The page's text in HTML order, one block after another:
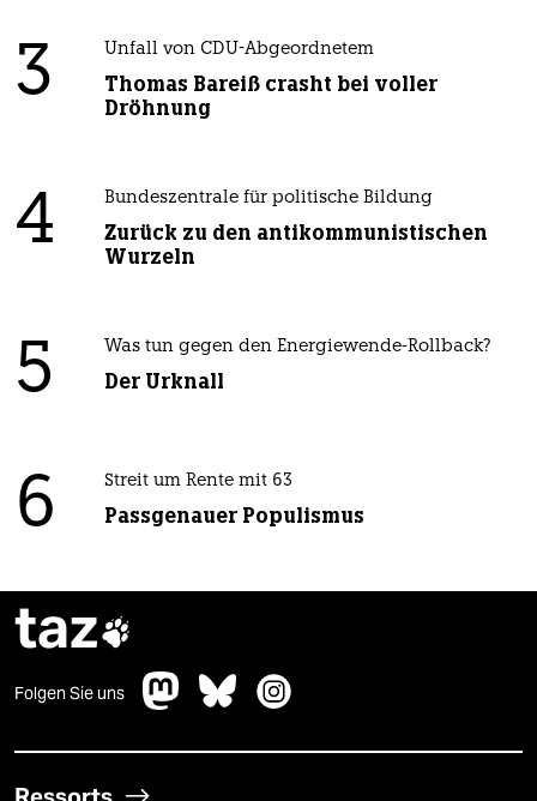
3 Unfall von CDU-Abgeordnetem
Thomas Bareiß crasht bei voller
Dröhnung
4 Bundeszentrale für politische Bildung
Zurück zu den antikommunistischen
Wurzeln
5 Was tun gegen den Energiewende-Rollback?
Der Urknall
6 Streit um Rente mit 63
Passgenauer Populismus
taz
Folgen Sie uns